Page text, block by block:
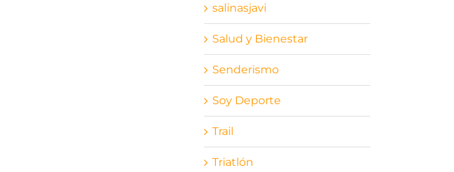
salinasjavi
Salud y Bienestar
Senderismo
Soy Deporte
Trail
Triatlón